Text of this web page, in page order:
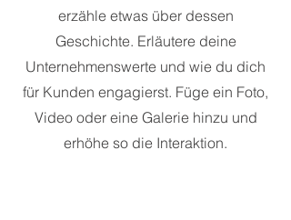
erzähle etwas über dessen
Geschichte. Erläutere deine
Unternehmenswerte und wie du dich
für Kunden engagierst. Füge ein Foto,
Video oder eine Galerie hinzu und
erhöhe so die Interaktion.